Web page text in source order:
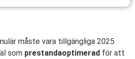
måste vara tillgängliga 2025
som prestandaoptimerad för att